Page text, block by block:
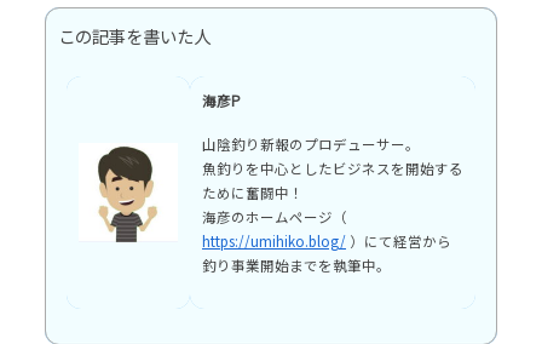
この記事を書いた人
海彦P
山陰釣り新報のプロデューサー。
魚釣りを中心としたビジネスを開始する
ために奮闘中！
海彦のホームページ（
https://umihiko.blog/ ）にて経営から
釣り事業開始までを執筆中。